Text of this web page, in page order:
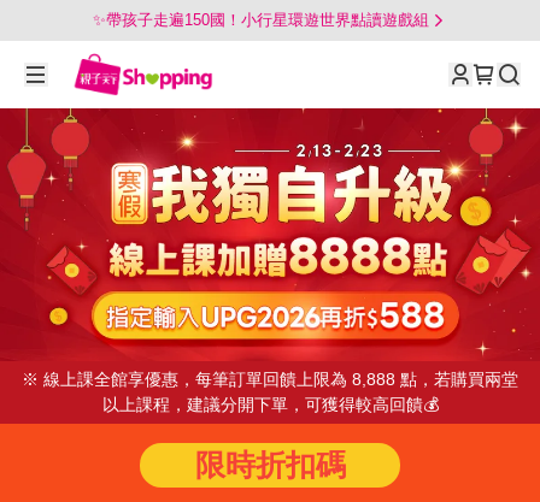
※ 線上課全館享優惠，每筆訂單回饋上限為 8,888 點，若購買兩堂
以上課程，建議分開下單，可獲得較高回饋💰
限時折扣碼
✨帶孩子走遍150國！小行星環遊世界點讀遊戲組